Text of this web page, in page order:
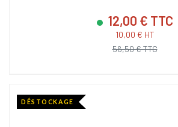
12,00 € TTC
10,00 € HT
56,50 € TTC
DÉSTOCKAGE